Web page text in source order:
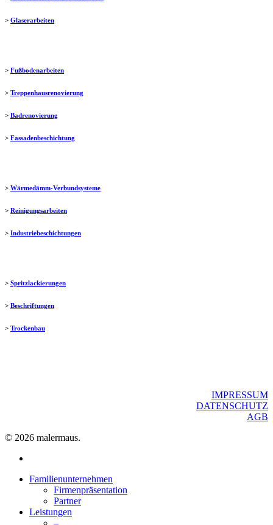
> Glaserarbeiten
> Fußbodenarbeiten
> Treppenhausrenovierung
> Badrenovierung
> Fassadenbeschichtung
> Wärmedämm-Verbundsysteme
> Reinigungsarbeiten
> Industriebeschichtungen
> Spritzlackierungen
> Beschriftungen
> Trockenbau
IMPRESSUM
DATENSCHUTZ
AGB
© 2026 malermaus.
Close
Familienunternehmen
Firmenpräsentation
Partner
Leistungen
–